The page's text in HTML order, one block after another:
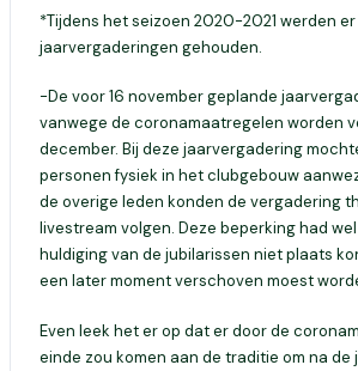
*Tijdens het seizoen 2020-2021 werden er
jaarvergaderingen gehouden.
-De voor 16 november geplande
vanwege de coronamaatregelen worden
december. Bij deze jaarvergadering
personen fysiek in het clubgebouw
de overige leden konden de vergadering
livestream volgen. Deze beperking had
huldiging van de jubilarissen niet plaats
een later moment verschoven moest
Even leek het er op dat er door de
einde zou komen aan de traditie om na